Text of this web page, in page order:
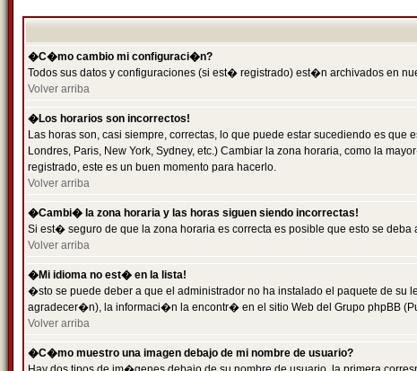
�C�mo cambio mi configuraci�n?
Todos sus datos y configuraciones (si est� registrado) est�n archivados en
Volver arriba
�Los horarios son incorrectos!
Las horas son, casi siempre, correctas, lo que puede estar sucediendo es
Londres, Paris, New York, Sydney, etc.) Cambiar la zona horaria, como la
registrado, este es un buen momento para hacerlo.
Volver arriba
�Cambi� la zona horaria y las horas siguen siendo incorrectas!
Si est� seguro de que la zona horaria es correcta es posible que esto se
Volver arriba
�Mi idioma no est� en la lista!
�sto se puede deber a que el administrador no ha instalado el paquete de
agradecer�n), la informaci�n la encontr� en el sitio Web del Grupo phpBB
Volver arriba
�C�mo muestro una imagen debajo de mi nombre de usuario?